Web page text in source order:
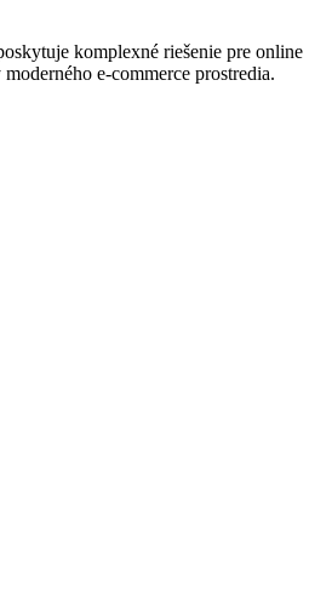
komplexné riešenie pre online
e-commerce prostredia.